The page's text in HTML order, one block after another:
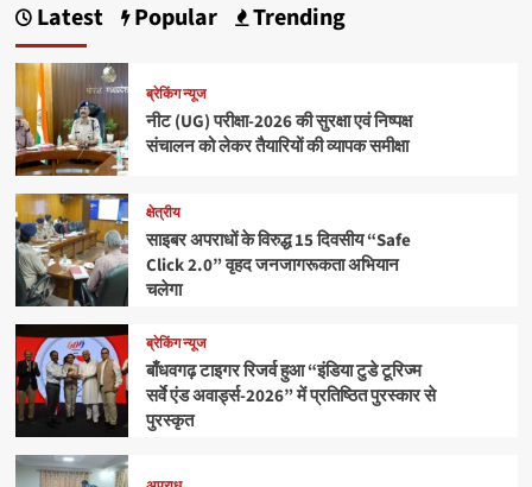
Latest Popular Trending
ब्रेकिंग न्यूज
नीट (UG) परीक्षा-2026 की सुरक्षा एवं निष्पक्ष
संचालन को लेकर तैयारियों की व्यापक समीक्षा
क्षेत्रीय
साइबर अपराधों के विरुद्ध 15 दिवसीय “Safe
Click 2.0” वृहद जनजागरूकता अभियान
चलेगा
ब्रेकिंग न्यूज
बाँधवगढ़ टाइगर रिजर्व हुआ “इंडिया टुडे टूरिज्म
सर्वे एंड अवार्ड्स-2026” में प्रतिष्ठित पुरस्कार से
पुरस्कृत